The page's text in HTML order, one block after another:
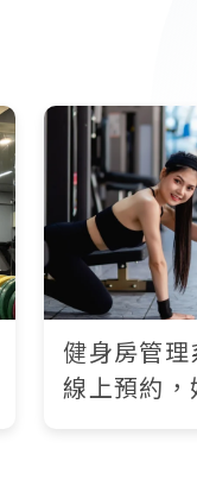
健身房管理
線上預約，